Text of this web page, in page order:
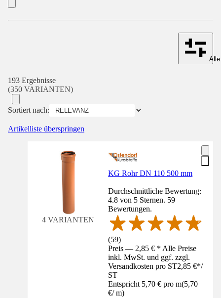
193 Ergebnisse
(350 VARIANTEN)
Sortiert nach:
Artikelliste überspringen
4 VARIANTEN
KG Rohr DN 110 500 mm
Durchschnittliche Bewertung:
4.8 von 5 Sternen. 59
Bewertungen.
(59)
Preis — 2,85 € * Alle Preise
inkl. MwSt. und ggf. zzgl.
Versandkosten pro ST2,85 €*/
ST
Entspricht 5,70 € pro m(5,70
€/ m)